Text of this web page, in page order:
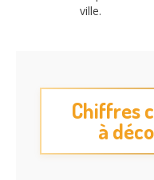
ville.
Chiffres
à